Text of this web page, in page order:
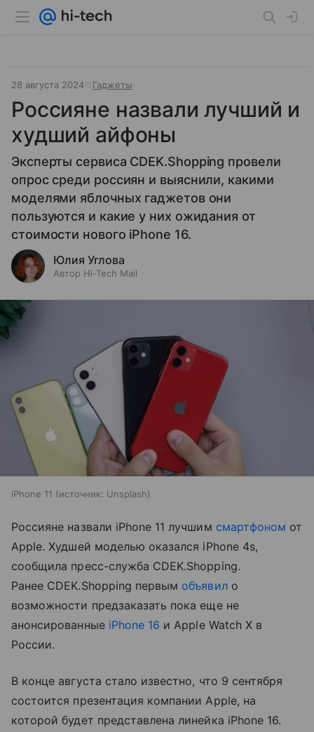
28 августа 2024 Гаджеты
Россияне назвали лучший и
худший айфоны
Эксперты сервиса CDEK.Shopping провели
опрос среди россиян и выяснили, какими
моделями яблочных гаджетов они
пользуются и какие у них ожидания от
стоимости нового iPhone 16.
Юлия Углова
Автор Hi-Tech Mail
iPhone 11 источник: Unsplash
Россияне назвали iPhone 11 лучшим смартфоном от
Apple. Худшей моделью оказался iPhone 4s,
сообщила пресс-служба CDEK.Shopping.
Ранее CDEK.Shopping первым объявил о
возможности предзаказать пока еще не
анонсированные iPhone 16 и Apple Watch X в
России.
В конце августа стало известно, что 9 сентября
состоится презентация компании Apple, на
которой будет представлена линейка iPhone 16.